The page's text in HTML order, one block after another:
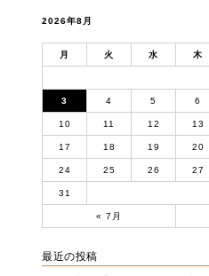
ョ
ン
2026年8月
月 火 水 木
« 7月
3 4 5 6
10 11 12 13
17 18 19 20
24 25 26 27
31
最近の投稿